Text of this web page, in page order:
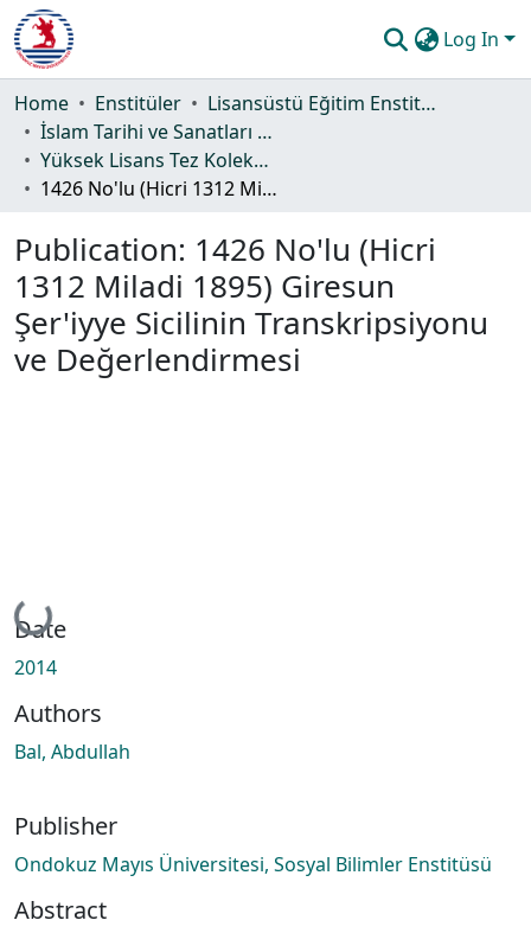
Log In
Communities & Collections
All of DSpace
Statistics
Guide
Home Enstitüler
Lisansüstü Eğitim Enstitüsü
İslam Tarihi ve Sanatları Ana Bilim Dalı
Yüksek Lisans Tez Koleksiyonu
1426 No'lu (Hicri 1312 Miladi 1895) Giresun Şer'iyye Sicilinin Transkripsiyonu ve Değerlendirmesi
Publication: 1426 No'lu (Hicri
1312 Miladi 1895) Giresun
Şer'iyye Sicilinin Transkripsiyonu
ve Değerlendirmesi
Loading...
Date
2014
Authors
Bal, Abdullah
Publisher
Ondokuz Mayıs Üniversitesi, Sosyal Bilimler Enstitüsü
Abstract